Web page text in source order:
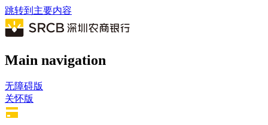
跳转到主要内容
Main navigation
无障碍版
关怀版